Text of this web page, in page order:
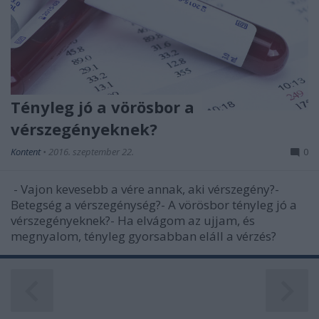
Tényleg jó a vörösbor a
vérszegényeknek?
Kontent • 2016. szeptember 22. 0
- Vajon kevesebb a vére annak, aki vérszegény?-
Betegség a vérszegénység?- A vörösbor tényleg jó a
vérszegényeknek?- Ha elvágom az ujjam, és
megnyalom, tényleg gyorsabban eláll a vérzés?